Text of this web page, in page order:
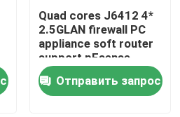
Quad cores J6412 4*
2.5GLAN firewall PC
appliance soft router
support pFsense
Отправить запрос